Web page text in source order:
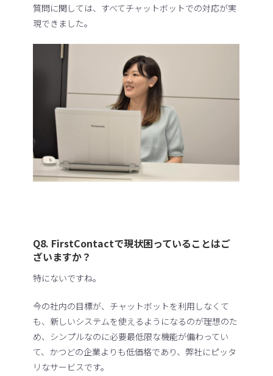
質問に関しては、すべてチャットボットでの対応が実
現できました。
Q8. FirstContactで現状困っていることはご
ざいますか？
特にないですね。
今の社内の目標が、チャットボットを利用しなくて
も、新しいシステムを使えるようになるのが理想のた
め、シンプルなのに必要最低限な機能が備わってい
て、かつどの企業よりも低価格であり、弊社にピッタ
リなサービスです。